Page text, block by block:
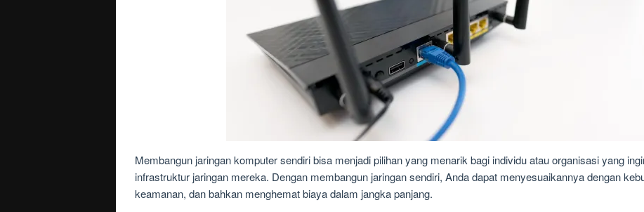
Membangun jaringan komputer sendiri bisa menjadi pilihan yang menarik bagi individu atau organisasi yang
infrastruktur jaringan mereka. Dengan membangun jaringan sendiri, Anda dapat menyesuaikannya dengan
keamanan, dan bahkan menghemat biaya dalam jangka panjang.